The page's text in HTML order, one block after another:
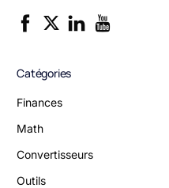
Catégories
Finances
Math
Convertisseurs
Outils